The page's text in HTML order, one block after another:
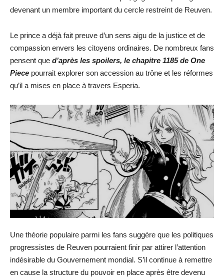
devenant un membre important du cercle restreint de Reuven.
Le prince a déjà fait preuve d’un sens aigu de la justice et de
compassion envers les citoyens ordinaires. De nombreux fans
pensent que d’après les spoilers, le chapitre 1185 de One
Piece pourrait explorer son accession au trône et les réformes
qu’il a mises en place à travers Esperia.
Une théorie populaire parmi les fans suggère que les politiques
progressistes de Reuven pourraient finir par attirer l’attention
indésirable du Gouvernement mondial. S’il continue à remettre
en cause la structure du pouvoir en place après être devenu